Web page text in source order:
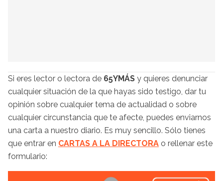
Si eres lector o lectora de 65YMÁS y quieres denunciar
cualquier situación de la que hayas sido testigo, dar tu
opinión sobre cualquier tema de actualidad o sobre
cualquier circunstancia que te afecte, puedes enviarnos
una carta a nuestro diario. Es muy sencillo. Sólo tienes
que entrar en CARTAS A LA DIRECTORA o rellenar este
formulario: